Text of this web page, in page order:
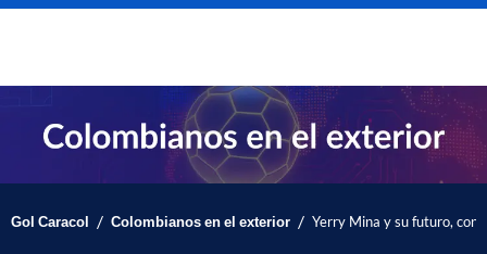
Gol Caracol / Colombianos en el exterior / Yerry Mina y su futuro, con